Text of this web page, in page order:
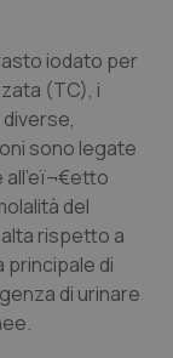
iodato per
(TC), i
sono legate
del
rispetto a
principale di
di urinare